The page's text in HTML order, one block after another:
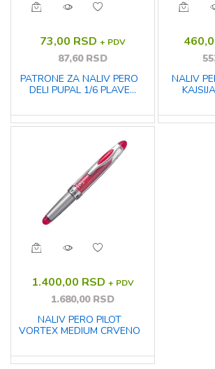
73,00 RSD + PDV
87,60 RSD
PATRONE ZA NALIV PERO
DELI PUPAL 1/6 PLAVE
NALIV
1.400,00 RSD + PDV
1.680,00 RSD
NALIV PERO PILOT
VORTEX MEDIUM CRVENO